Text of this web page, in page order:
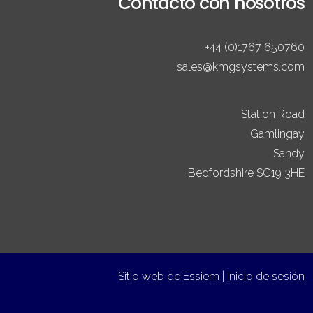
+44 (0)1767 650760
sales@kmgsystems.com
Station Road
Gamlingay
Sandy
Bedfordshire SG19 3HE
Sitio web de Essiem Inicio de sesión